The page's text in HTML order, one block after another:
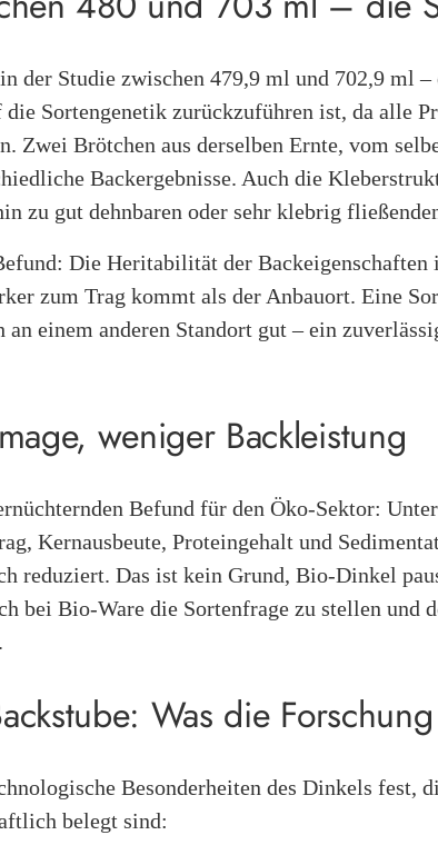
der Studie zwischen 479,9 ml und 702,9 ml
Sortengenetik zurückzuführen ist, da alle
Zwei Brötchen aus derselben Ernte, vom
Backergebnisse. Auch die
zu gut dehnbaren oder sehr klebrig
Die Heritabilität der Backeigenschaften
zum Trag kommt als der Anbauort. Eine
an einem anderen Standort gut – ein
weniger Backleistung
Befund für den Öko-Sektor:
Kernausbeute, Proteingehalt und
reduziert. Das ist kein Grund, Bio-Dinkel
bei Bio-Ware die Sortenfrage zu stellen und
Was die
Besonderheiten des Dinkels fest,
belegt sind: